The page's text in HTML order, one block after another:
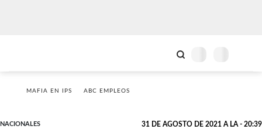
MAFIA EN IPS ABC EMPLEOS
NACIONALES 31 DE AGOSTO DE 2021 A LA - 20:39